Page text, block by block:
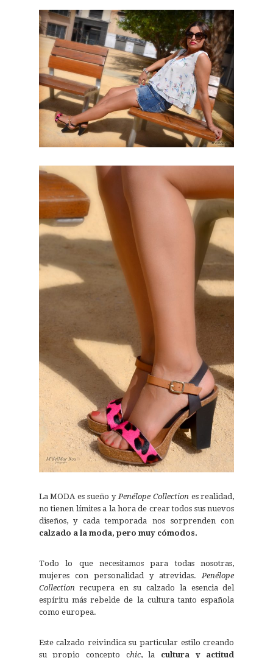
La MODA es sueño y Penélope Collection es realidad,
no tienen límites a la hora de crear todos sus nuevos
diseños, y cada temporada nos sorprenden con
calzado a la moda, pero muy cómodos.
Todo lo que necesitamos para todas nosotras,
mujeres con personalidad y atrevidas. Penélope
Collection recupera en su calzado la esencia del
espíritu más rebelde de la cultura tanto española
como europea.
Este calzado reivindica su particular estilo creando
su propio concepto chic, la cultura y actitud